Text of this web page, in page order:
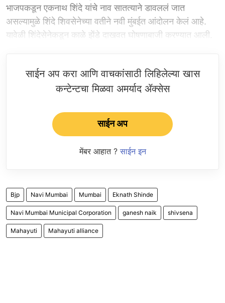
भाजपकडून एकनाथ शिंदे यांचे नाव सातत्याने डावललं जात
असल्यामुळे शिंदे शिवसेनेच्या वतीने नवी मुंबईत आंदोलन केलं आहे.
यावेळी शिंदेसेनेकडून काळे झेंडे दाखवत घोषणाबाजी करण्यात आली.
साईन अप करा आणि वाचकांसाठी लिहिलेल्या खास
कन्टेन्टचा मिळवा अमर्याद ॲक्सेस
साईन अप
मेंबर आहात ? साईन इन
Bjp Navi Mumbai Mumbai Eknath Shinde
Navi Mumbai Municipal Corporation ganesh naik shivsena
Mahayuti Mahayuti alliance